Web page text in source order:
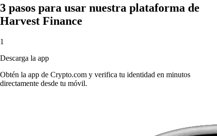
3 pasos para usar nuestra plataforma de
Harvest Finance
1
Descarga la app
Obtén la app de Crypto.com y verifica tu identidad en minutos
directamente desde tu móvil.